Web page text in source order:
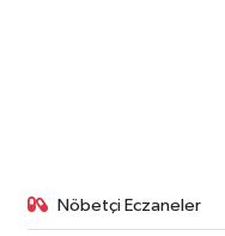
Nöbetçi Eczaneler